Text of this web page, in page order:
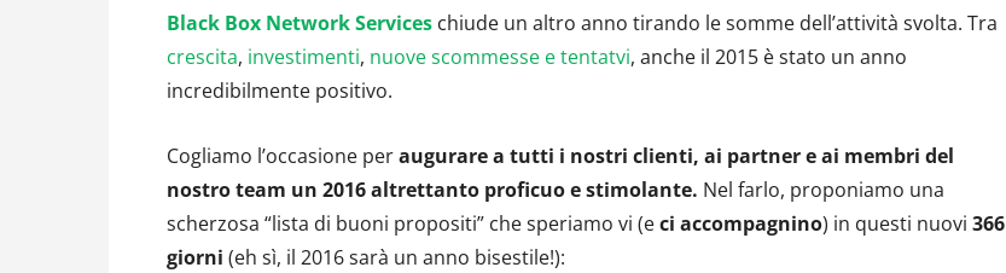
Black Box Network Services chiude un altro anno tirando le somme dell’attività svolta. Tra
crescita, investimenti, nuove scommesse e tentatvi, anche il 2015 è stato un anno
incredibilmente positivo.
Cogliamo l’occasione peraugurare a tutti i nostri clienti, ai partner e ai membri del
nostro team un 2016 altrettanto proficuo e stimolante. Nel farlo, proponiamo una
scherzosa “lista di buoni propositi” che speriamo vi (eci accompagnino) in questi nuovi 366
giorni (eh sì, il 2016 sarà un anno bisestile!):